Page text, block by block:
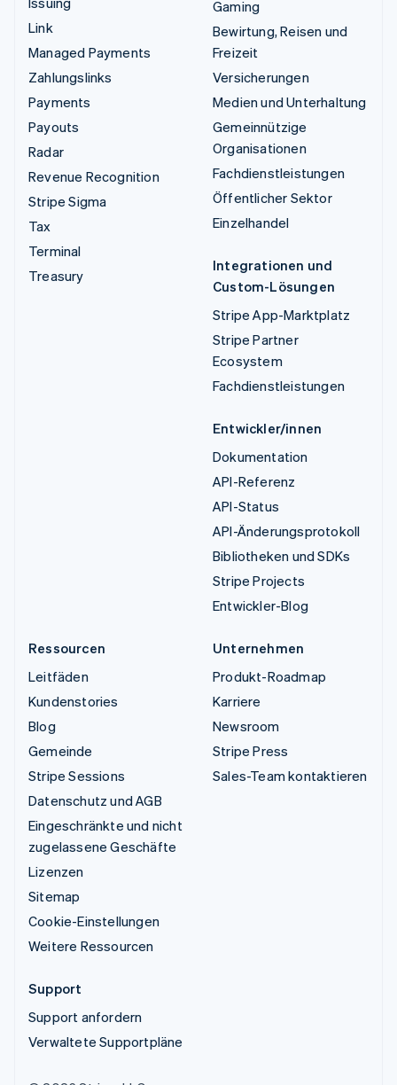
Link
Managed Payments
Zahlungslinks
Payments
Payouts
Radar
Revenue Recognition
Stripe Sigma
Tax
Terminal
Treasury
Gaming
Bewirtung, Reisen und
Freizeit
Versicherungen
Medien und Unterhaltung
Gemeinnützige
Organisationen
Fachdienstleistungen
Öffentlicher Sektor
Einzelhandel
Integrationen und
Custom-Lösungen
Stripe App-Marktplatz
Stripe Partner
Ecosystem
Fachdienstleistungen
Entwickler/innen
Dokumentation
API-Referenz
API-Status
API-Änderungsprotokoll
Bibliotheken und SDKs
Stripe Projects
Entwickler-Blog
Ressourcen
Leitfäden
Kundenstories
Blog
Gemeinde
Stripe Sessions
Datenschutz und AGB
Eingeschränkte und nicht
zugelassene Geschäfte
Lizenzen
Sitemap
Cookie-Einstellungen
Weitere Ressourcen
Unternehmen
Produkt-Roadmap
Karriere
Newsroom
Stripe Press
Sales-Team kontaktieren
Support
Support anfordern
Verwaltete Supportpläne